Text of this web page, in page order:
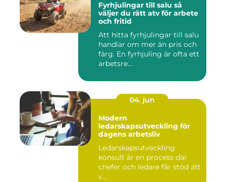
Fyrhjulingar till salu så
väljer du rätt atv för arbete
och fritid
Att hitta fyrhjulingar till salu
handlar om mer än pris och
färg. En fyrhjuling är ofta ett
arbetsre...
04. jun
Modern
ledarskapsutveckling för
dagens arbetsliv
Ledarskapsutveckling
konsult är en process där
chefer och ledare får stöd att
v...